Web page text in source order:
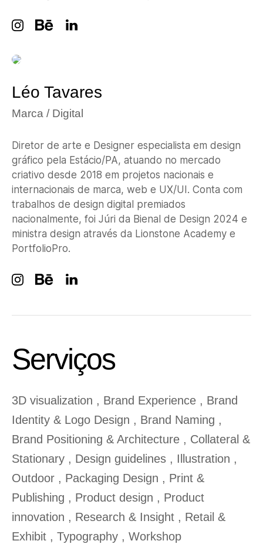
Léo Tavares
Marca / Digital
Diretor de arte e Designer especialista em design
gráfico pela Estácio/PA, atuando no mercado
criativo desde 2018 em projetos nacionais e
internacionais de marca, web e UX/UI. Conta com
trabalhos de design digital premiados
nacionalmente, foi Júri da Bienal de Design 2024 e
ministra design através da Lionstone Academy e
PortfolioPro.
Serviços
3D visualization , Brand Experience , Brand
Identity & Logo Design , Brand Naming ,
Brand Positioning & Architecture , Collateral &
Stationary , Design guidelines , Illustration ,
Outdoor , Packaging Design , Print &
Publishing , Product design , Product
innovation , Research & Insight , Retail &
Exhibit , Typography , Workshop